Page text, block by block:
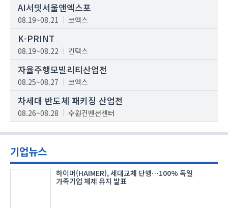
AI서밋서울앤엑스포
08.19~08.21 코엑스
K-PRINT
08.19~08.22 킨텍스
자율주행모빌리티산업전
08.25~08.27 코엑스
차세대 반도체 패키징 산업전
08.26~08.28 수원컨벤션센터
기업뉴스
하이머(HAIMER), 세대교체 단행…100% 독일
가족기업 체제 유지 발표